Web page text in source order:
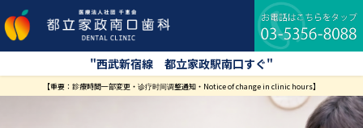
ン
テ
ツ
に
ビ
ゲ
シ
ョ
"西武新宿線 都立家政駅南口すぐ"
【重要：診療時間一部変更・诊疗时间调整通知・Notice of change in clinic hours】